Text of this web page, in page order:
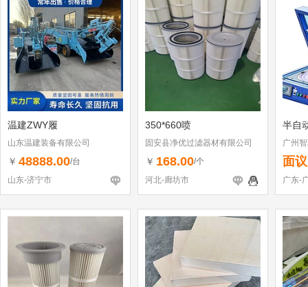
温建ZWY履
山东温建装备有限公司
￥ 48888.00/台
山东-济宁市
350*660喷
固安县净优过滤器材有限公司
￥ 168.00/个
河北-廊坊市
半自
广州
面议
广东-